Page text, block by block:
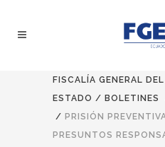
FISCALÍA GENERAL DEL
ESTADO / BOLETINES
/ PRISIÓN
PRESUNTOS